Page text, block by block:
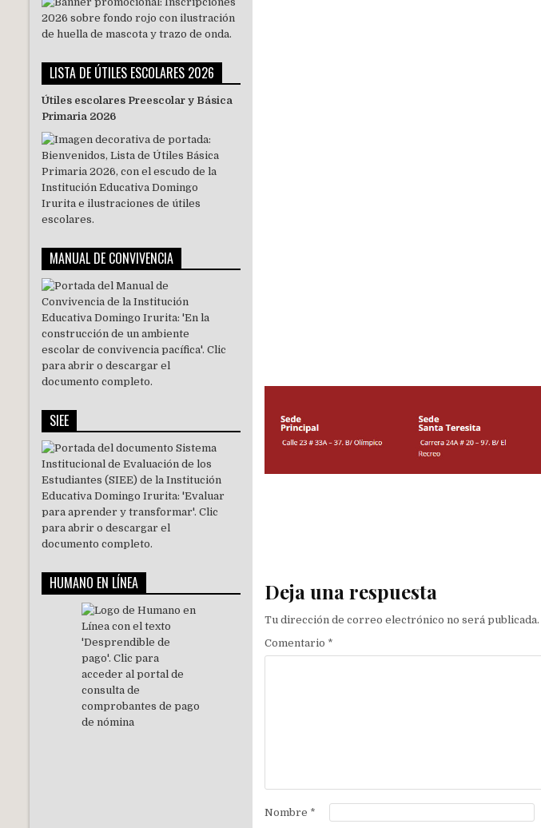
Deja una respuesta
Tu dirección de correo electrónico no será publicada.
Comentario *
Nombre *
LISTA DE ÚTILES ESCOLARES 2026
Útiles escolares Preescolar y Básica
Primaria 2026
MANUAL DE CONVIVENCIA
SIEE
HUMANO EN LÍNEA